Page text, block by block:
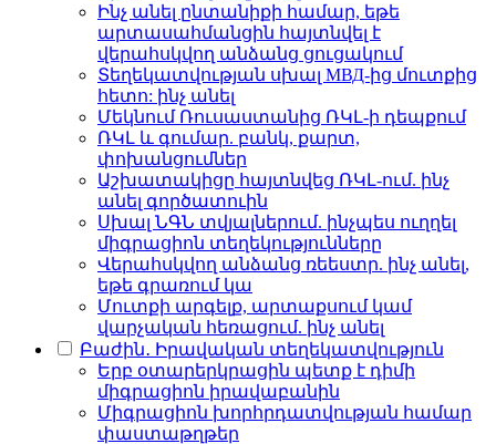
Ինչ անել ընտանիքի համար, եթե
արտասահմանցին հայտնվել է
վերահսկվող անձանց ցուցակում
Տեղեկատվության սխալ МВД-ից մուտքից
հետո: ինչ անել
Մեկնում Ռուսաստանից ՌԿԼ-ի դեպքում
ՌԿԼ և գումար. բանկ, քարտ,
փոխանցումներ
Աշխատակիցը հայտնվեց ՌԿԼ-ում. ինչ
անել գործատուին
Սխալ ՆԳՆ տվյալներում. ինչպես ուղղել
միգրացիոն տեղեկությունները
Վերահսկվող անձանց ռեեստր. ինչ անել,
եթե գրառում կա
Մուտքի արգելք, արտաքսում կամ
վարչական հեռացում. ինչ անել
Բաժին․ Իրավական տեղեկատվություն
Երբ օտարերկրացին պետք է դիմի
միգրացիոն իրավաբանին
Միգրացիոն խորհրդատվության համար
փաստաթղթեր